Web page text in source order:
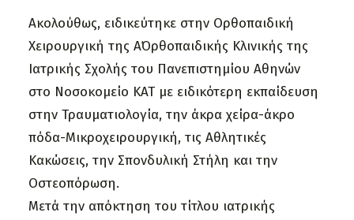
Ακολούθως, ειδικεύτηκε στην Ορθοπαιδική
Χειρουργική της Α΄Ορθοπαιδικής Κλινικής της
Ιατρικής Σχολής του Πανεπιστημίου Αθηνών
στο Νοσοκομείο ΚΑΤ με ειδικότερη εκπαίδευση
στην Τραυματιολογία, την άκρα χείρα-άκρο
πόδα-Μικροχειρουργική, τις Αθλητικές
Κακώσεις, την Σπονδυλική Στήλη και την
Οστεοπόρωση.
Μετά την απόκτηση του τίτλου ιατρικής